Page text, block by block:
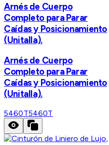
Arnés de Cuerpo
Completo para Parar
Caídas y Posicionamiento
(Unitalla).
Arnés de Cuerpo
Completo para Parar
Caídas y Posicionamiento
(Unitalla).
5460T5460T